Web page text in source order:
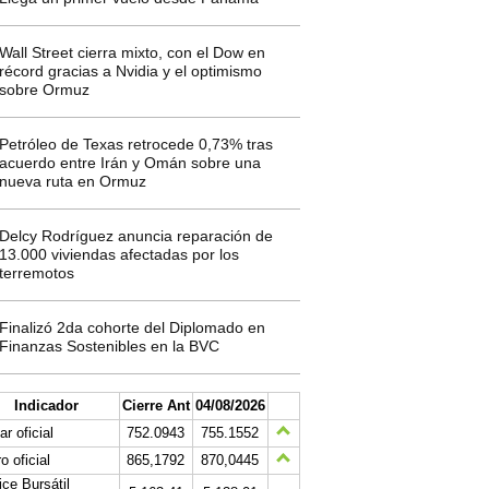
Wall Street cierra mixto, con el Dow en
récord gracias a Nvidia y el optimismo
sobre Ormuz
Petróleo de Texas retrocede 0,73% tras
acuerdo entre Irán y Omán sobre una
nueva ruta en Ormuz
Delcy Rodríguez anuncia reparación de
13.000 viviendas afectadas por los
terremotos
Finalizó 2da cohorte del Diplomado en
Finanzas Sostenibles en la BVC
Indicador Cierre Ant 04/08/2026
oficial
752.0943
755.1552
oficial
865,1792
870,0445
Bursátil